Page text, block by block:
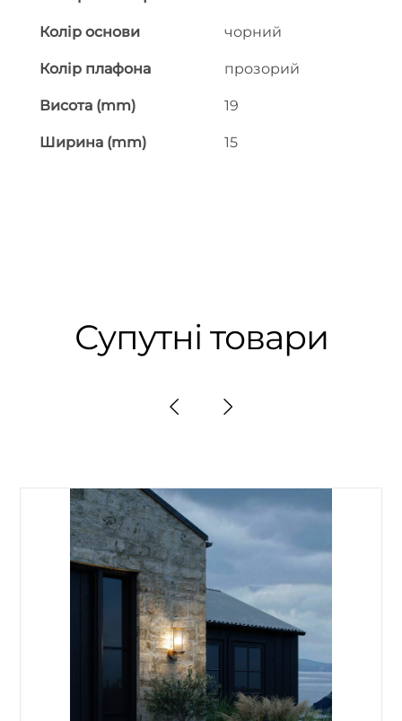
Колір основи чорний
Колір плафона прозорий
Висота (mm) 19
Ширина (mm) 15
Супутні товари